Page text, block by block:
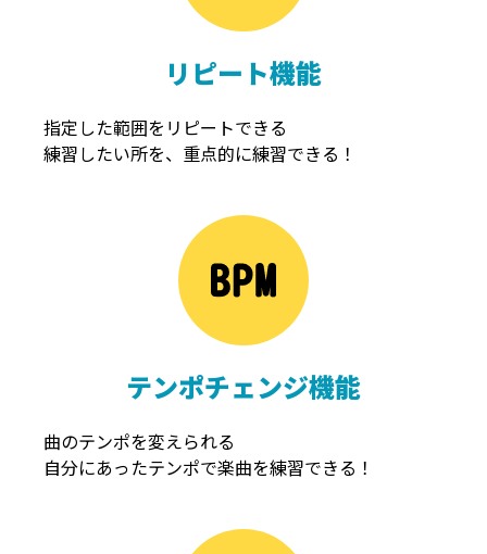
リピート機能
指定した範囲をリピートできる
練習したい所を、重点的に練習できる！
テンポチェンジ機能
曲のテンポを変えられる
自分にあったテンポで楽曲を練習できる！